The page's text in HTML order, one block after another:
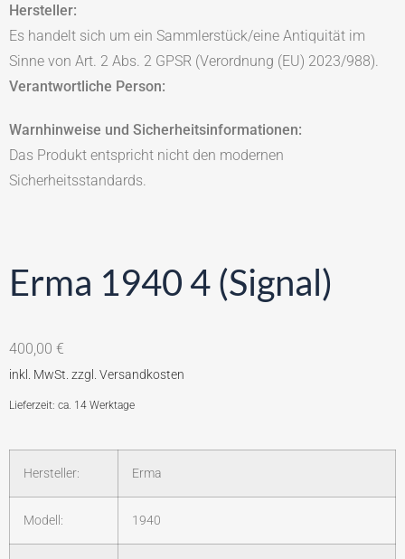
Hersteller:
Es handelt sich um ein Sammlerstück/eine Antiquität im
Sinne von Art. 2 Abs. 2 GPSR (Verordnung (EU) 2023/988).
Verantwortliche Person:
Warnhinweise und Sicherheitsinformationen:
Das Produkt entspricht nicht den modernen
Sicherheitsstandards.
Erma 1940 4 (Signal)
400,00 €
Lieferzeit: ca. 14 Werktage
Hersteller: Erma
Modell: 1940